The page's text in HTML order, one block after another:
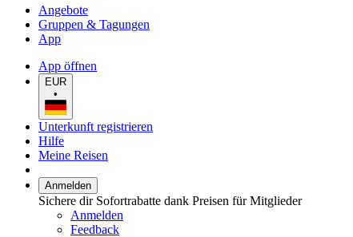
Angebote
Gruppen & Tagungen
App
App öffnen
EUR
•
Unterkunft registrieren
Hilfe
Meine Reisen
Anmelden
Sichere dir Sofortrabatte dank Preisen für Mitglieder
Anmelden
Feedback